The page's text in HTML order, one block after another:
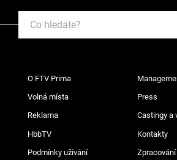
O FTV Prima
Volná místa Press
Reklama Castingy a
HbbTV Kontakty
Podmínky užívání